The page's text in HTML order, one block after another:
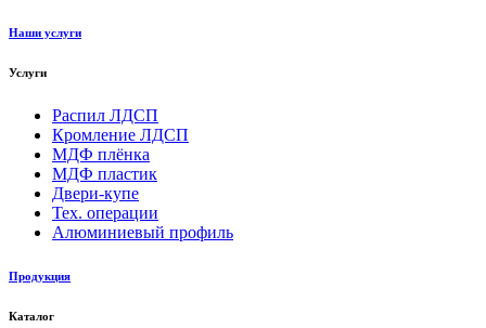
Наши услуги
Услуги
Распил ЛДСП
Кромление ЛДСП
МДФ плёнка
МДФ пластик
Двери-купе
Тех. операции
Алюминиевый профиль
Продукция
Каталог